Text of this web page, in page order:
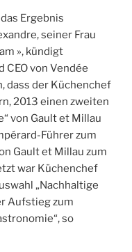
Ergebnis
seiner Frau
», kündigt
CEO von Vendée
dass der Küchenchef
2013 einen zweiten
von Gault et Millau
Führer zum
Gault et Millau zum
war Küchenchef
„Nachhaltige
Aufstieg zum
so